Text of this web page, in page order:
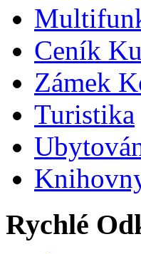
Ceník
Zámek
Turistika
Rychlé